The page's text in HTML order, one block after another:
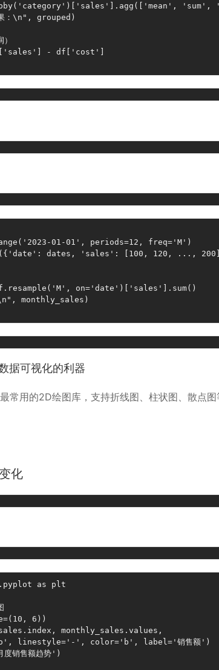
( 'category' ) 'sales' . agg ( 'mean' , 'sum' ,
：\n" , grouped )
'sales' - df 'cost'
( '2023-01-01' , periods=12 , freq= 'M' )
( { 'date' : dates , 'sales' : 100 , 120 , . . . , 200
. resample ( 'M' , on= 'date' ) 'sales' . sum( )
, monthly_sales )
据可视化的利器
常用的2D绘图库，支持折线图、柱状图、散点
化
. pyplot as
=( 10 , 6 ) )
. index , monthly_sales . values ,
, linestyle= '-' , color= 'b' , label= '销售额' )
度销售额趋势' )